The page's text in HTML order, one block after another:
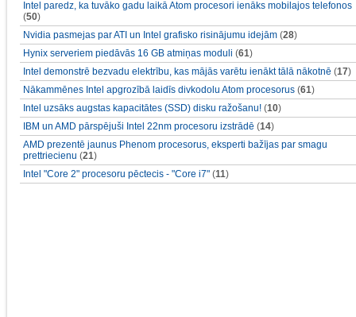
Intel paredz, ka tuvāko gadu laikā Atom procesori ienāks mobilajos telefonos
(50)
Nvidia pasmejas par ATI un Intel grafisko risinājumu idejām (28)
Hynix serveriem piedāvās 16 GB atmiņas moduli (61)
Intel demonstrē bezvadu elektrību, kas mājās varētu ienākt tālā nākotnē (17)
Nākammēnes Intel apgrozībā laidīs divkodolu Atom procesorus (61)
Intel uzsāks augstas kapacitātes (SSD) disku ražošanu! (10)
IBM un AMD pārspējuši Intel 22nm procesoru izstrādē (14)
AMD prezentē jaunus Phenom procesorus, eksperti bažījas par smagu
prettriecienu (21)
Intel "Core 2" procesoru pēctecis - "Core i7" (11)